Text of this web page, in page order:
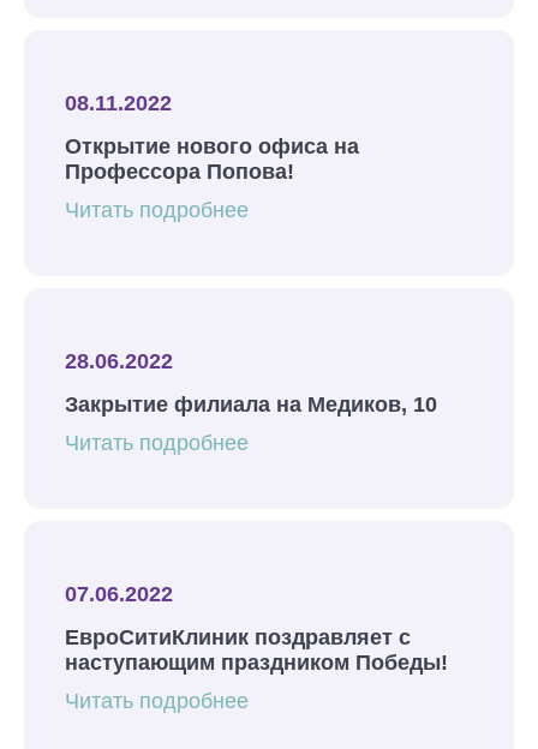
08.11.2022
Открытие нового офиса на
Профессора Попова!
Читать подробнее
28.06.2022
Закрытие филиала на Медиков, 10
Читать подробнее
07.06.2022
ЕвроСитиКлиник поздравляет с
наступающим праздником Победы!
Читать подробнее